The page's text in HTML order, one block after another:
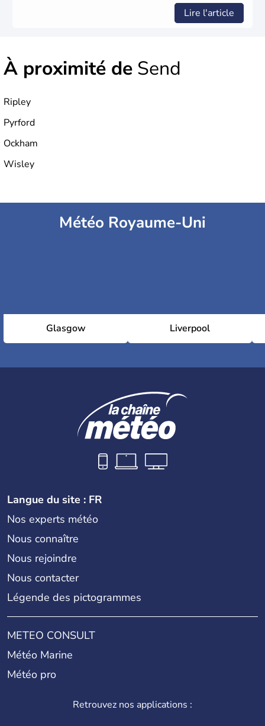
Lire l'article
À proximité de Send
Ripley
Pyrford
Ockham
Wisley
Météo Royaume-Uni
Glasgow Liverpool
Langue du site : FR
Nos experts météo
Nous connaître
Nous rejoindre
Nous contacter
Légende des pictogrammes
METEO CONSULT
Météo Marine
Météo pro
Retrouvez nos applications :